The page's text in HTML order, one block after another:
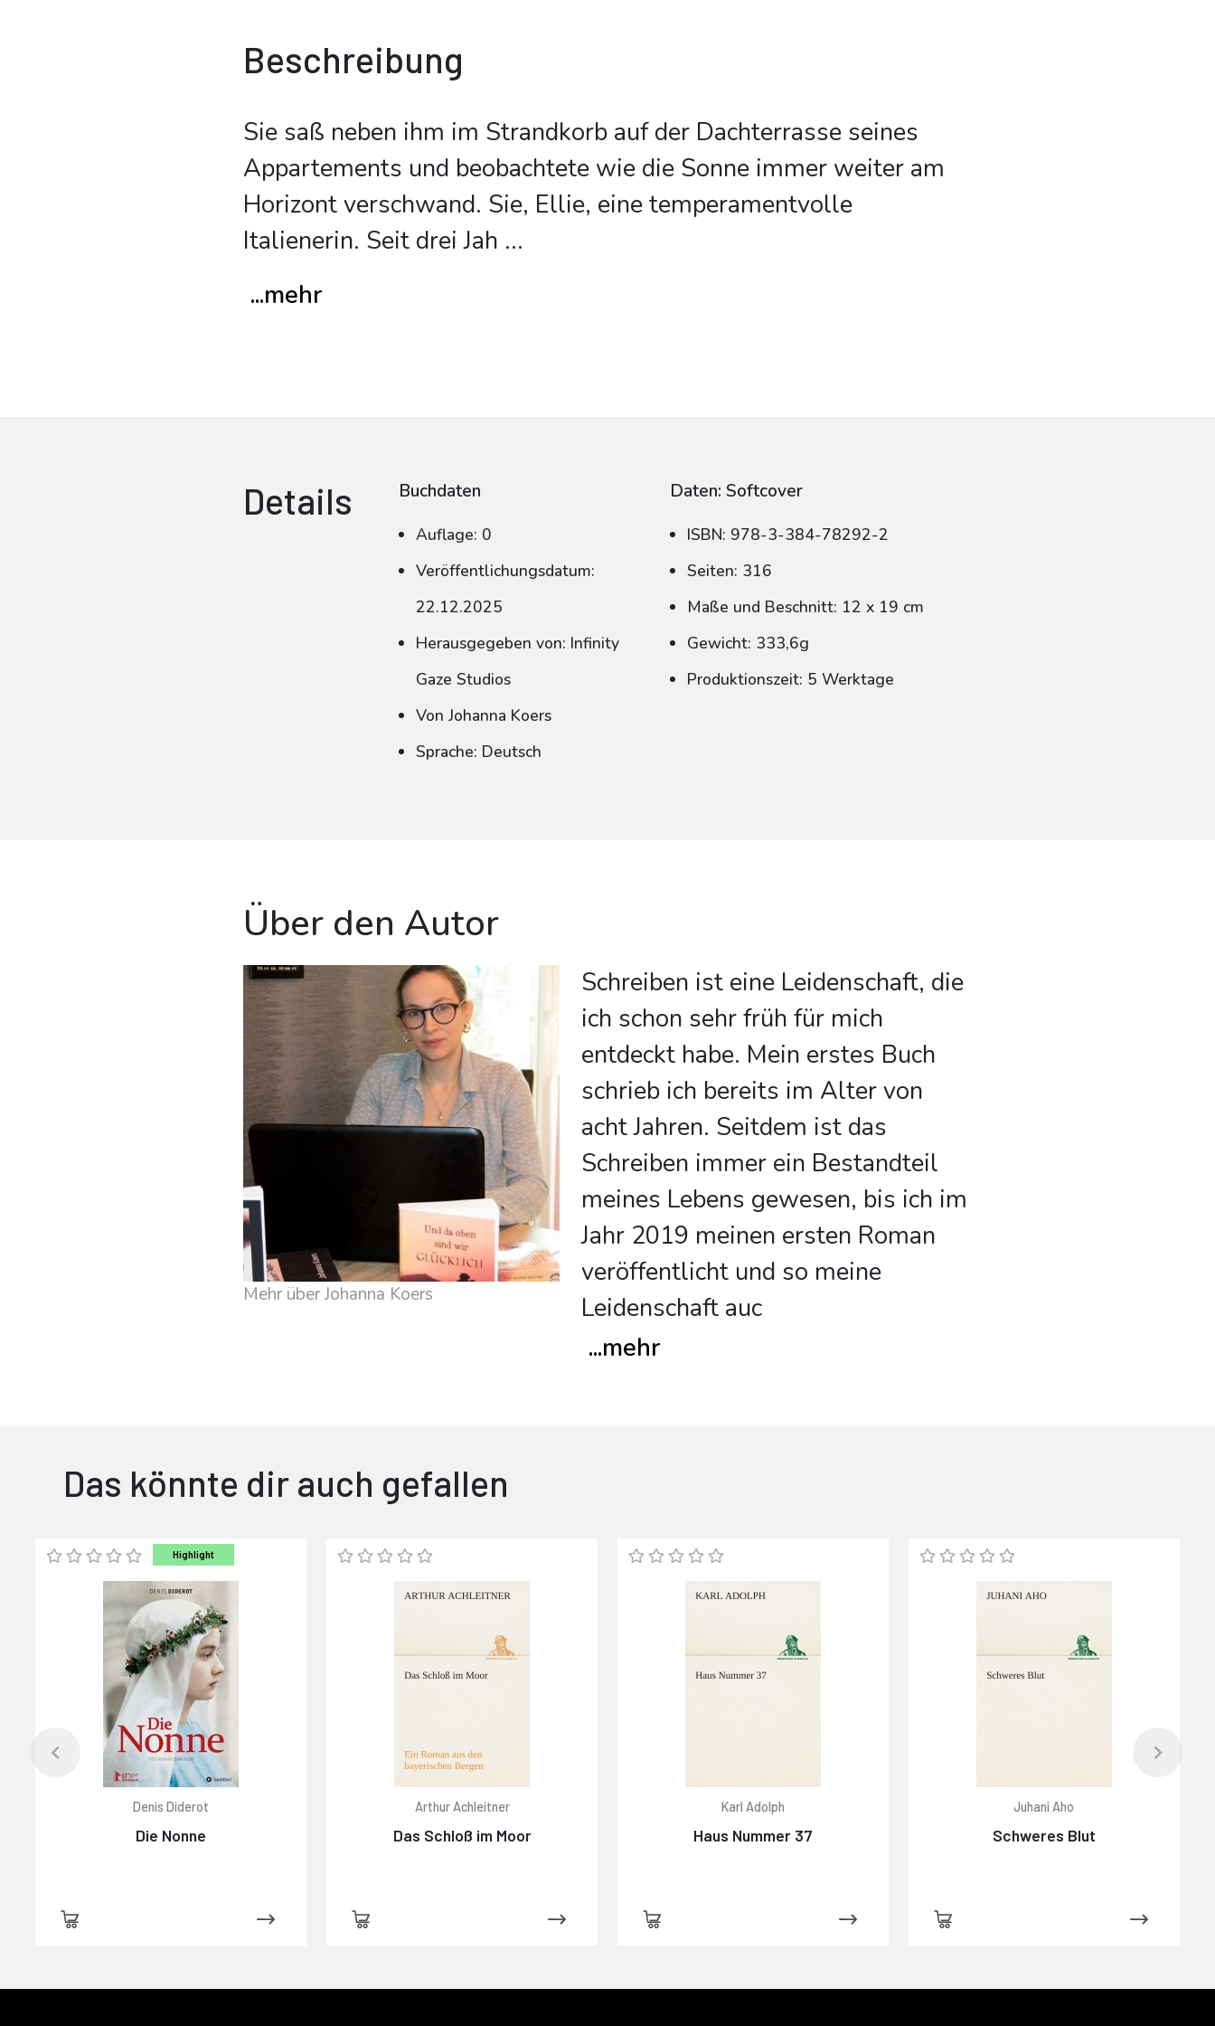
Beschreibung
Sie saß neben ihm im Strandkorb auf der Dachterrasse seines
Appartements und beobachtete wie die Sonne immer weiter am
Horizont verschwand. Sie, Ellie, eine temperamentvolle
Italienerin. Seit drei Jah ...
...mehr
Details Buchdaten
Auflage: 0
Veröffentlichungsdatum:
22.12.2025
Herausgegeben von: Infinity
Gaze Studios
Von Johanna Koers
Sprache: Deutsch
Daten: Softcover
ISBN: 978-3-384-78292-2
Seiten: 316
Maße und Beschnitt: 12 x 19 cm
Gewicht: 333,6g
Produktionszeit: 5 Werktage
Über den Autor
Mehr über Johanna Koers
Schreiben ist eine Leidenschaft, die
ich schon sehr früh für mich
entdeckt habe. Mein erstes Buch
schrieb ich bereits im Alter von
acht Jahren. Seitdem ist das
Schreiben immer ein Bestandteil
meines Lebens gewesen, bis ich im
Jahr 2019 meinen ersten Roman
veröffentlicht und so meine
Leidenschaft auc
...mehr
Das könnte dir auch gefallen
Highlight
Denis Diderot
Die Nonne
Arthur Achleitner
Das Schloß im Moor
Karl Adolph
Haus Nummer 37
Juhani Aho
Schweres Blut